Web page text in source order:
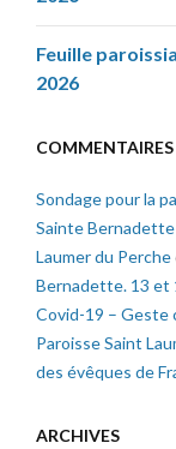
Feuille
2026
COMMENTAIRES
Sondage pour la
Sainte Bernadette
Laumer du Perche
Bernadette. 13 et
Covid-19 – Geste
Paroisse Saint
des évêques de
ARCHIVES